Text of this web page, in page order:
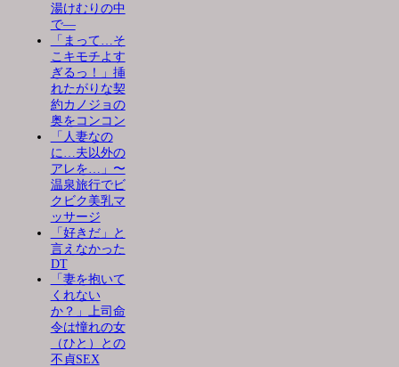
湯けむりの中
で―
「まって…そ
こキモチよす
ぎるっ！」挿
れたがりな契
約カノジョの
奥をコンコン
「人妻なの
に…夫以外の
アレを…」〜
温泉旅行でビ
クビク美乳マ
ッサージ
「好きだ」と
言えなかった
DT
「妻を抱いて
くれない
か？」上司命
令は憧れの女
（ひと）との
不貞SEX